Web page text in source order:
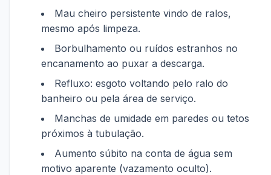
Mau cheiro persistente vindo de ralos,
mesmo após limpeza.
Borbulhamento ou ruídos estranhos no
encanamento ao puxar a descarga.
Refluxo: esgoto voltando pelo ralo do
banheiro ou pela área de serviço.
Manchas de umidade em paredes ou tetos
próximos à tubulação.
Aumento súbito na conta de água sem
motivo aparente (vazamento oculto).